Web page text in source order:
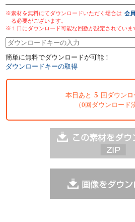
※素材を無料にてダウンロードいただく場合は 会
る必要がございます。
※１日にダウンロード可能な回数が設定されていま
簡単に無料でダウンロードが可能！
ダウンロードキーの取得
本日あと 5 回ダウン
（0回ダウンロード